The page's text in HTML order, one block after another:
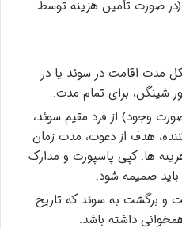
(در صورت تأمین هزینه توسط
مدت اقامت در سوئد یا در
شینگن، برای تمام مدت.
وجود) از فرد مقیم سوئد،
هدف از دعوت، مدت زمان
ها. کپی پاسپورت و مدارک
باید ضمیمه شود.
و برگشت به سوئد که تاریخ
داشته باشد.